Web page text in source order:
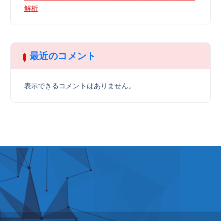
解析
最近のコメント
表示できるコメントはありません。